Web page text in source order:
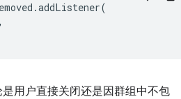
.addListener(
,
用户直接关闭还是因群组中不包